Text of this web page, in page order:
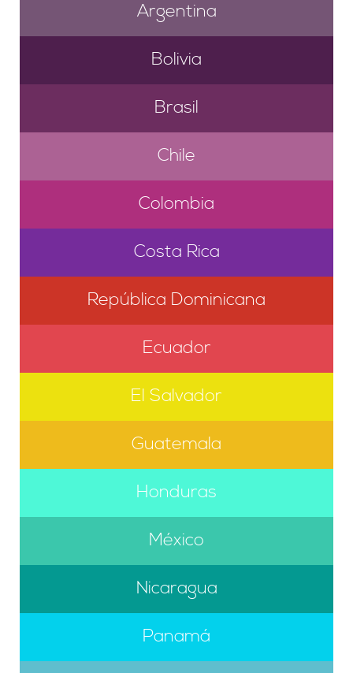
Argentina
Bolivia
Brasil
Chile
Colombia
Costa Rica
República Dominicana
Ecuador
El Salvador
Guatemala
Honduras
México
Nicaragua
Panamá